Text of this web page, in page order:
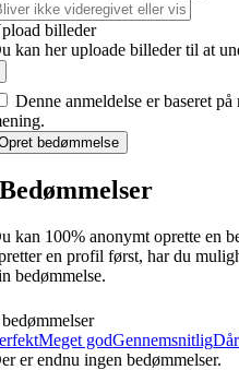
billeder
kan her uploade billeder til at
Denne anmeldelse er baseret
bedømmelse
Bedømmelser
kan 100% anonymt oprette en
en profil først, har du
bedømmelse.
Meget godGennemsnitlig
er endnu ingen bedømmelser.